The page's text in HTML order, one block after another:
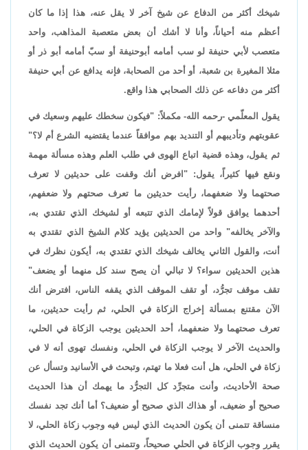
شيخك أكثر من الدفاع عن شيخ آخر لا يقل عنه، هذا إذا ما كان
أعظم منه أحياناً، وأنا لا أشك أن بعض متعصبة المذاهب، واحد
متعصب لأبي حنيفة لو سب أمامه أبوحنيفة أو سبّ أمامه أبو ذر أو
مثلا المغيرة بن شعبة، أو أحد من الصحابة، فإنه يدافع عن أبي حنيفة
أكثر من دفاعه عن ذلك الصحابي هذا واقع.
يقول المعلّمي -رحمه الله- مكملاً: "فيكون سخطك عليهم وسعيك في
عقوبتهم وتأديبهم أو التنديد بهم موافقاً عندما يقتضيه الشرع أم لا؟"
ثم يقول، وهذه قضية اتباع الهوى في طلب العلم وهذه مسألة مهمة
ونقع فيها كثيراً، يقول: "افرض أنك وقفت على حديثين لا تعرف
صحتهما ولا ضعفهما، رأيت حديثين ما تعرف صحتهم ولا ضعفهم،
أحدهما يوافق قولاً لإمامك الذي تتبعه أو لشيخك الذي تقتدي به،
والآخر يخالفه" واحد من الحديثين يؤيد كلام الشيخ الذي تقتدي به
أنت، والقول الثاني يخالف شيخك الذي تقتدي به، أيكون نظرك في
هذين الحديثين سواء؟ لا تبالي أن يصح سند كل منهما أو يضعف"
تقف موقف تجرُّد، أو تقف الموقف الذي يقفه الناس، افترض أنك
الآن مقتنع بمسألة إخراج الزكاة في الحلي، ثم رأيت حديثين، ما
تعرف صحتهما ولا ضعفهما، أحد الحديثين يوجب الزكاة في الحلي،
والحديث الآخر لا يوجب الزكاة في الحلي، ونفسك تهوى أنه لا في
زكاة في الحلي، هل أنت فعلا ما تهتم، وتبحث في الأسانيد وتسأل عن
صحة الأحاديث، وأنت متجرِّد كل التجرُّد ما يهمك أن هذا الحديث
صحيح أو ضعيف، أو هذاك الذي صحيح أو ضعيف؟ أما أنك تجد نفسك
منساقة تتمنى أن يكون الحديث الذي ليس فيه وجوب زكاة الحلي، لا
يقرر وجوب الزكاة في الحلي صحيحاً، وتتمنى أن يكون الحديث الذي